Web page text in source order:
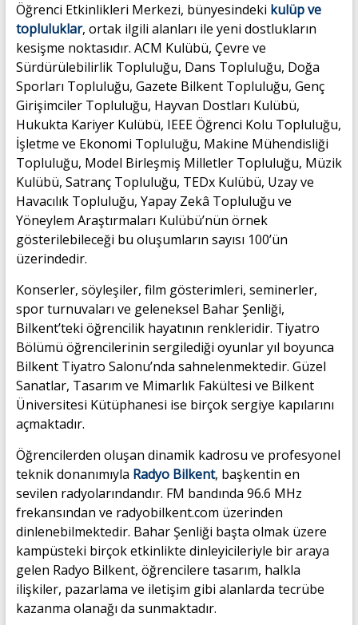
Öğrenci Etkinlikleri Merkezi, bünyesindeki kulüp ve
topluluklar, ortak ilgili alanları ile yeni dostlukların
kesişme noktasıdır. ACM Kulübü, Çevre ve
Sürdürülebilirlik Topluluğu, Dans Topluluğu, Doğa
Sporları Topluluğu, Gazete Bilkent Topluluğu, Genç
Girişimciler Topluluğu, Hayvan Dostları Kulübü,
Hukukta Kariyer Kulübü, IEEE Öğrenci Kolu Topluluğu,
İşletme ve Ekonomi Topluluğu, Makine Mühendisliği
Topluluğu, Model Birleşmiş Milletler Topluluğu, Müzik
Kulübü, Satranç Topluluğu, TEDx Kulübü, Uzay ve
Havacılık Topluluğu, Yapay Zekâ Topluluğu ve
Yöneylem Araştırmaları Kulübü’nün örnek
gösterilebileceği bu oluşumların sayısı 100’ün
üzerindedir.
Konserler, söyleşiler, film gösterimleri, seminerler,
spor turnuvaları ve geleneksel Bahar Şenliği,
Bilkent’teki öğrencilik hayatının renkleridir. Tiyatro
Bölümü öğrencilerinin sergilediği oyunlar yıl boyunca
Bilkent Tiyatro Salonu’nda sahnelenmektedir. Güzel
Sanatlar, Tasarım ve Mimarlık Fakültesi ve Bilkent
Üniversitesi Kütüphanesi ise birçok sergiye kapılarını
açmaktadır.
Öğrencilerden oluşan dinamik kadrosu ve profesyonel
teknik donanımıyla Radyo Bilkent, başkentin en
sevilen radyolarındandır. FM bandında 96.6 MHz
frekansından ve radyobilkent.com üzerinden
dinlenebilmektedir. Bahar Şenliği başta olmak üzere
kampüsteki birçok etkinlikte dinleyicileriyle bir araya
gelen Radyo Bilkent, öğrencilere tasarım, halkla
ilişkiler, pazarlama ve iletişim gibi alanlarda tecrübe
kazanma olanağı da sunmaktadır.